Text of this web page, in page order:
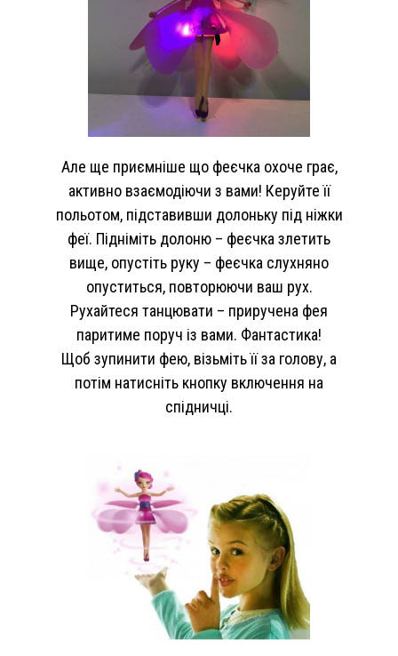
Але ще приємніше що феєчка охоче грає,
активно взаємодіючи з вами! Керуйте її
польотом, підставивши долоньку під ніжки
феї. Підніміть долоню – феєчка злетить
вище, опустіть руку – феєчка слухняно
опуститься, повторюючи ваш рух.
Рухайтеся танцювати – приручена фея
паритиме поруч із вами. Фантастика!
Щоб зупинити фею, візьміть її за голову, а
потім натисніть кнопку включення на
спідничці.